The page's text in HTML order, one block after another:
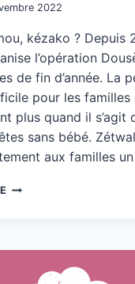
2022
kézako ? Depuis
l’opération
de fin d’année. La
pour les familles
plus quand il s’agit
sans bébé.
aux familles
RETOUR
2020
2021